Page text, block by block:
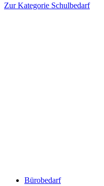
Zur Kategorie Schulbedarf
Bürobedarf